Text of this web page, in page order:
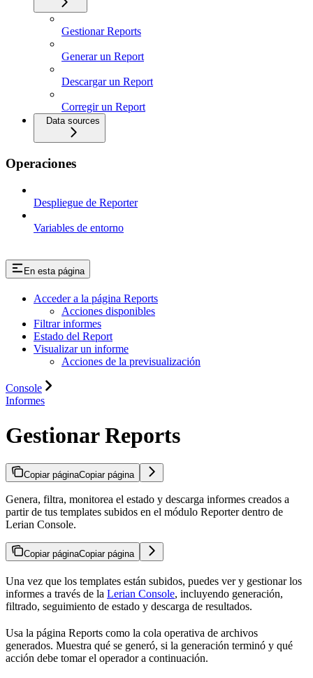
Gestionar Reports
Generar un Report
Descargar un Report
Corregir un Report
Data sources
Operaciones
Despliegue de Reporter
Variables de entorno
En esta página
Acceder a la página Reports
Acciones disponibles
Filtrar informes
Estado del Report
Visualizar un informe
Acciones de la previsualización
Console
Informes
Gestionar Reports
Copiar páginaCopiar página
Genera, filtra, monitorea el estado y descarga informes creados a
partir de tus templates subidos en el módulo Reporter dentro de
Lerian Console.
Copiar páginaCopiar página
Una vez que los templates están subidos, puedes ver y gestionar los
informes a través de la Lerian Console, incluyendo generación,
filtrado, seguimiento de estado y descarga de resultados.
Usa la página Reports como la cola operativa de archivos
generados. Muestra qué se generó, si la generación terminó y qué
acción debe tomar el operador a continuación.